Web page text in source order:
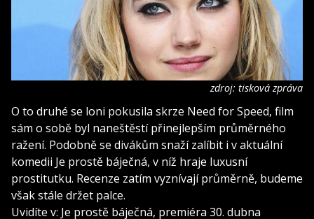
zdroj: tisková zpráva
O to druhé se loni pokusila skrze Need for Speed, film
sám o sobě byl naneštěstí přinejlepším průměrného
ražení. Podobně se divákům snaží zalíbit i v aktuální
komedii Je prostě báječná, v níž hraje luxusní
prostitutku. Recenze zatím vyznívají průměrně, budeme
však stále držet palce.
Uvidíte v: Je prostě báječná, premiéra 30. dubna